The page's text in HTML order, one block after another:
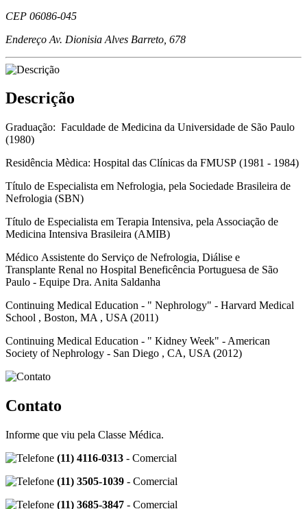
CEP 06086-045
Endereço Av. Dionisia Alves Barreto, 678
Descrição
Graduação: Faculdade de Medicina da Universidade de São Paulo
(1980)
Residência Mèdica: Hospital das Clínicas da FMUSP (1981 - 1984)
Título de Especialista em Nefrologia, pela Sociedade Brasileira de
Nefrologia (SBN)
Título de Especialista em Terapia Intensiva, pela Associação de
Medicina Intensiva Brasileira (AMIB)
Médico Assistente do Serviço de Nefrologia, Diálise e
Transplante Renal no Hospital Beneficência Portuguesa de São
Paulo - Equipe Dra. Anita Saldanha
Continuing Medical Education - " Nephrology" - Harvard Medical
School , Boston, MA , USA (2011)
Continuing Medical Education - " Kidney Week" - American
Society ofNephrology - San Diego , CA, USA (2012)
Contato
Informe que viu pela Classe Médica.
(11) 4116-0313 - Comercial
(11) 3505-1039 - Comercial
(11) 3685-3847 - Comercial